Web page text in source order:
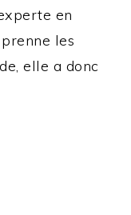
en
les
elle a donc